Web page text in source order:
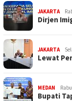
JAKARTA
Dirjen
JAKARTA
Lewat
MEDAN
Bupati